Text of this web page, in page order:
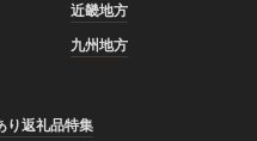
近畿地方
九州地方
り返礼品特集